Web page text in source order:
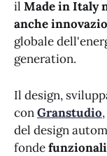
il Made in Italy
anche
globale
generation.
Il design,
conGranstudio
del design
fonde